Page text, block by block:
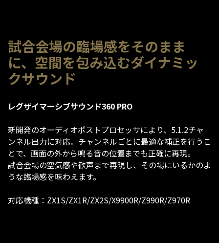
試合会場の臨場感をそのまま
に、空間を包み込むダイナミッ
クサウンド
レグザイマーシブサウンド360 PRO
新開発のオーディオポストプロセッサにより、5.1.2チャ
ンネル出力に対応。チャンネルごとに最適な補正を行うこ
とで、画面の外から鳴る音の位置までも正確に再現。
試合会場の空気感や歓声まで再現し、その場にいるかのよ
うな臨場感を味わえます。
対応機種：ZX1S/ZX1R/ZX2S/X9900R/Z990R/Z970R